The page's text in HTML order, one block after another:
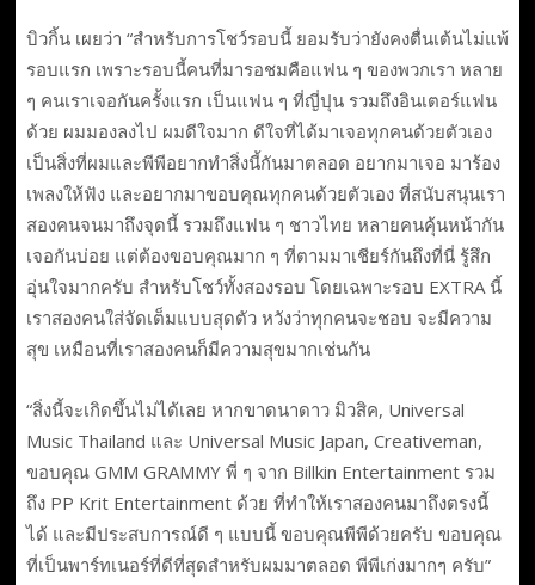
บิวกิ้น เผยว่า “สำหรับการโชว์รอบนี้ ยอมรับว่ายังคงตื่นเต้นไม่แพ้
รอบแรก เพราะรอบนี้คนที่มารอชมคือแฟน ๆ ของพวกเรา หลาย
ๆ คนเราเจอกันครั้งแรก เป็นแฟน ๆ ที่ญี่ปุน รวมถึงอินเตอร์แฟน
ด้วย ผมมองลงไป ผมดีใจมาก ดีใจที่ได้มาเจอทุกคนด้วยตัวเอง
เป็นสิ่งที่ผมและพีพีอยากทำสิ่งนี้กันมาตลอด อยากมาเจอ มาร้อง
เพลงให้ฟัง และอยากมาขอบคุณทุกคนด้วยตัวเอง ที่สนับสนุนเรา
สองคนจนมาถึงจุดนี้ รวมถึงแฟน ๆ ชาวไทย หลายคนคุ้นหน้ากัน
เจอกันบ่อย แต่ต้องขอบคุณมาก ๆ ที่ตามมาเชียร์กันถึงที่นี่ รู้สึก
อุ่นใจมากครับ สำหรับโชว์ทั้งสองรอบ โดยเฉพาะรอบ EXTRA นี้
เราสองคนใส่จัดเต็มแบบสุดตัว หวังว่าทุกคนจะชอบ จะมีความ
สุข เหมือนที่เราสองคนก็มีความสุขมากเช่นกัน
“สิ่งนี้จะเกิดขึ้นไม่ได้เลย หากขาดนาดาว มิวสิค, Universal
Music Thailand และ Universal Music Japan, Creativeman,
ขอบคุณ GMM GRAMMY พี่ ๆ จาก Billkin Entertainment รวม
ถึง PP Krit Entertainment ด้วย ที่ทำให้เราสองคนมาถึงตรงนี้
ได้ และมีประสบการณ์ดี ๆ แบบนี้ ขอบคุณพีพีด้วยครับ ขอบคุณ
ที่เป็นพาร์ทเนอร์ที่ดีที่สุดสำหรับผมมาตลอด พีพีเก่งมากๆ ครับ”